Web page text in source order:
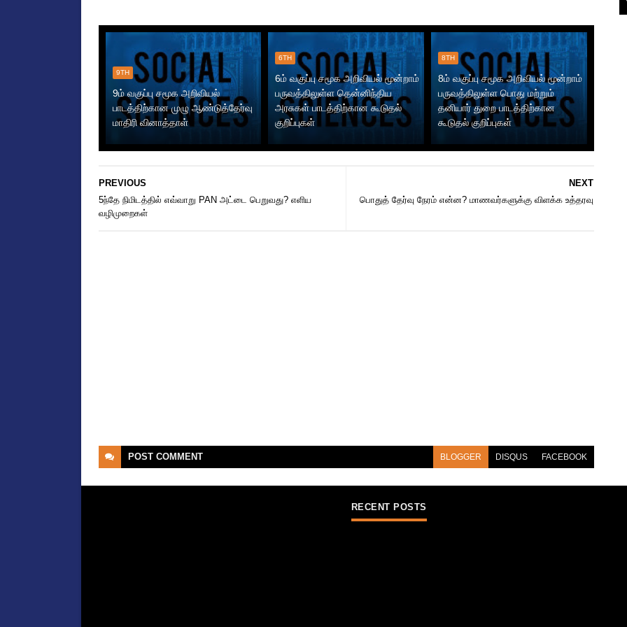
9TH
9ம் வகுப்பு சமூக அறிவியல்
பாடத்திற்கான முழு ஆண்டுத்தேர்வு
மாதிரி வினாத்தாள்
6TH
6ம் வகுப்பு சமூக அறிவியல் மூன்றாம்
பருவத்திலுள்ள தென்னிந்திய
அரசுகள் பாடத்திற்கான கூடுதல்
குறிப்புகள்
8TH
8ம் வகுப்பு சமூக அறிவியல் மூன்றாம்
பருவத்திலுள்ள பொது மற்றும்
தனியார் துறை பாடத்திற்கான
கூடுதல் குறிப்புகள்
NEXT
பொதுத் தேர்வு நேரம் என்ன? மாணவர்களுக்கு விளக்க உத்தரவு
PREVIOUS
5ந்தே நிமிடத்தில் எவ்வாறு PAN அட்டை பெறுவது? எளிய
வழிமுறைகள்
POST COMMENT BLOGGER DISQUS FACEBOOK
RECENT POSTS